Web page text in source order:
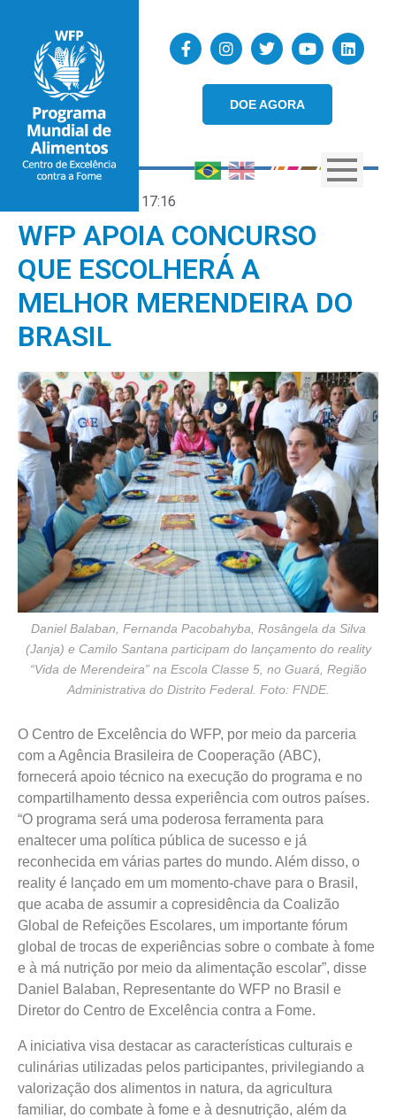
DOE AGORA
17:16
WFP APOIA CONCURSO
QUE ESCOLHERÁ A
MELHOR MERENDEIRA DO
BRASIL
Daniel Balaban, Fernanda Pacobahyba, Rosângela da Silva
(Janja) e Camilo Santana participam do lançamento do reality
“Vida de Merendeira” na Escola Classe 5, no Guará, Região
Administrativa do Distrito Federal. Foto: FNDE.
O Centro de Excelência do WFP, por meio da parceria
com a Agência Brasileira de Cooperação (ABC),
fornecerá apoio técnico na execução do programa e no
compartilhamento dessa experiência com outros países.
“O programa será uma poderosa ferramenta para
enaltecer uma política pública de sucesso e já
reconhecida em várias partes do mundo. Além disso, o
reality é lançado em um momento-chave para o Brasil,
que acaba de assumir a copresidência da Coalizão
Global de Refeições Escolares, um importante fórum
global de trocas de experiências sobre o combate à fome
e à má nutrição por meio da alimentação escolar”, disse
Daniel Balaban, Representante do WFP no Brasil e
Diretor do Centro de Excelência contra a Fome.
A iniciativa visa destacar as características culturais e
culinárias utilizadas pelos participantes, privilegiando a
valorização dos alimentos in natura, da agricultura
familiar, do combate à fome e à desnutrição, além da